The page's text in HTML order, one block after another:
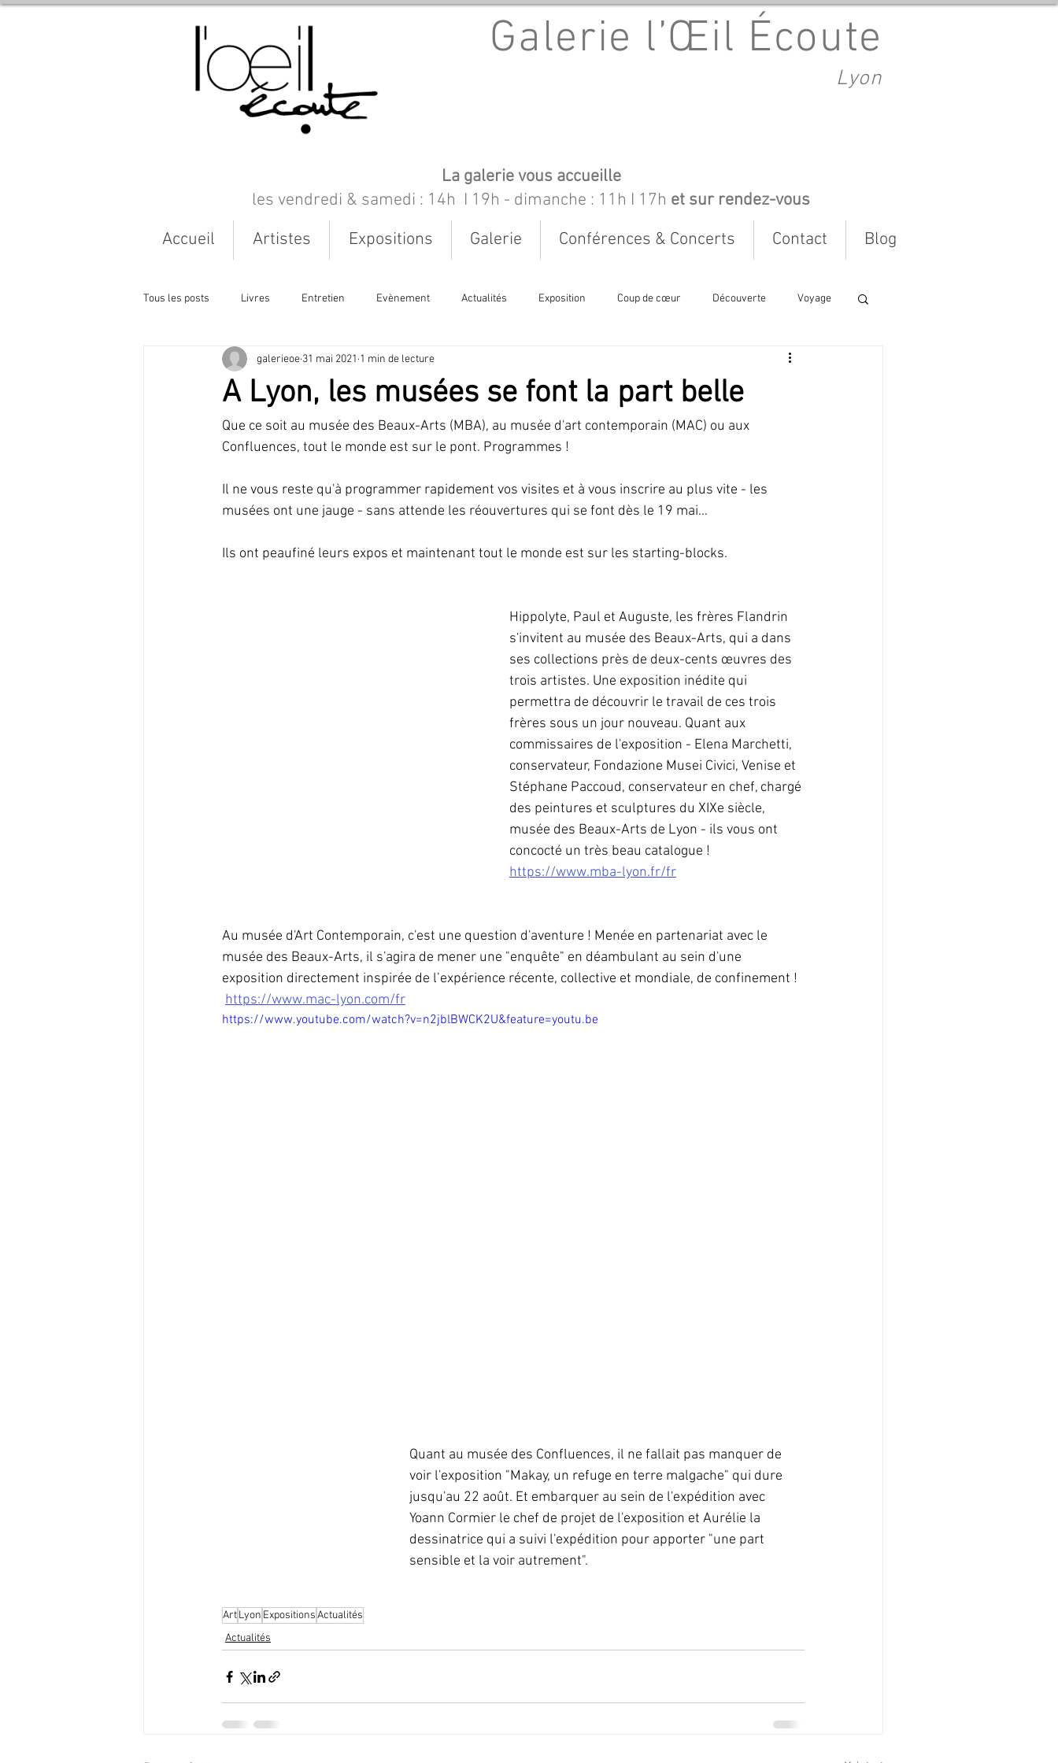
Galerie l’Œil Écoute
Lyon
La galerie vous accueille
les vendredi & samedi : 14h I 19h - dimanche : 11h I 17h et sur rendez-vous
Accueil
Artistes Expositions Galerie Conférences & Concerts Contact Blog
Tous les posts Livres Entretien Evènement Actualités Exposition Coup de cœur Découverte Voyage
Témoignage Musique Spectacle
A Lyon, les musées se font la part belle
galerieoe 31 mai 2021 1 min de lecture
Que ce soit au musée des Beaux-Arts (MBA), au musée d'art contemporain (MAC) ou aux
Confluences, tout le monde est sur le pont. Programmes !
Il ne vous reste qu'à programmer rapidement vos visites et à vous inscrire au plus vite - les
musées ont une jauge - sans attende les réouvertures qui se font dès le 19 mai…
Ils ont peaufiné leurs expos et maintenant tout le monde est sur les starting-blocks.
Hippolyte, Paul et Auguste, les frères Flandrin
s'invitent au musée des Beaux-Arts, qui a dans
ses collections près de deux-cents œuvres des
trois artistes. Une exposition inédite qui
permettra de découvrir le travail de ces trois
frères sous un jour nouveau. Quant aux
commissaires de l'exposition - Elena Marchetti,
conservateur, Fondazione Musei Civici, Venise et
Stéphane Paccoud, conservateur en chef, chargé
des peintures et sculptures du XIXe siècle,
musée des Beaux-Arts de Lyon - ils vous ont
concocté un très beau catalogue !
https://www.mba-lyon.fr/fr
Au musée d'Art Contemporain, c'est une question d'aventure ! Menée en partenariat avec le
musée des Beaux-Arts, il s'agira de mener une "enquête" en déambulant au sein d'une
exposition directement inspirée de l’expérience récente, collective et mondiale, de confinement !
https://www.mac-lyon.com/fr
https://www.youtube.com/watch?v=n2jblBWCK2U&feature=youtu.be
Quant au musée des Confluences, il ne fallait pas manquer de
voir l'exposition "Makay, un refuge en terre malgache" qui dure
jusqu'au 22 août. Et embarquer au sein de l'expédition avec
Yoann Cormier le chef de projet de l'exposition et Aurélie la
dessinatrice qui a suivi l'expédition pour apporter "une part
sensible et la voir autrement".
ArtLyon ExpositionsActualités
Actualités